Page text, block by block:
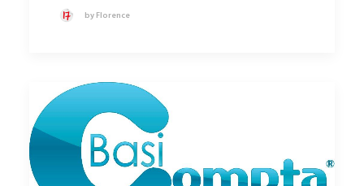
by Florence